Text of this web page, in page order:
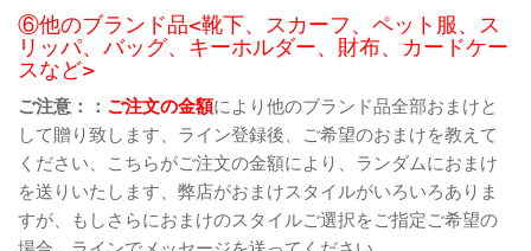
⑥他のブランド品<靴下、スカーフ、ペット服、ス
リッパ、バッグ、キーホルダー、財布、カードケー
スなど>
ご注意：： ご注文の金額により他のブランド品全部おまけと
して贈り致します、ライン登録後、ご希望のおまけを教えて
ください、こちらがご注文の金額により、ランダムにおまけ
を送りいたします、弊店がおまけスタイルがいろいろありま
すが、もしさらにおまけのスタイルご選択をご指定ご希望の